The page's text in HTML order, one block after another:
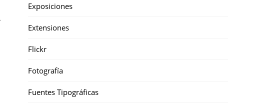
Exposiciones
Extensiones
Flickr
Fotografía
Fuentes Tipográficas